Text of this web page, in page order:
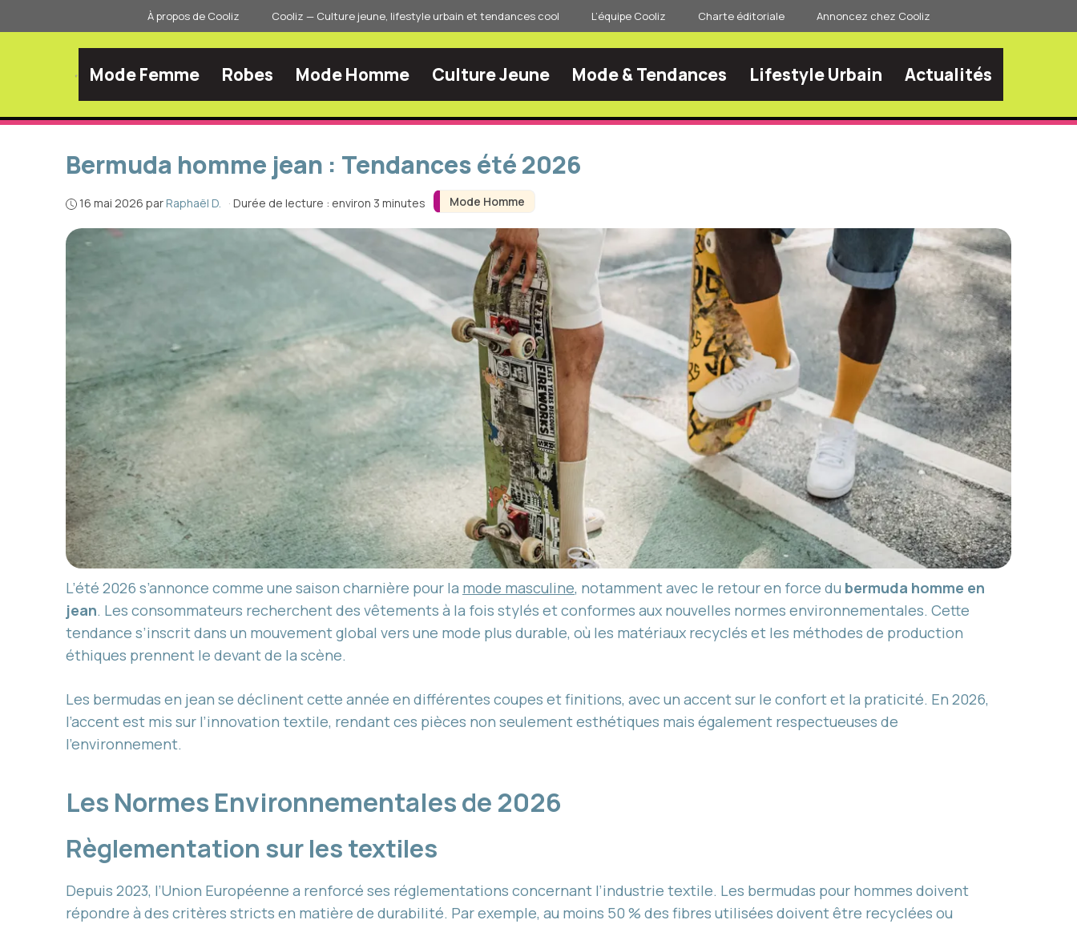
au
À propos de Cooliz Cooliz — Culture jeune, lifestyle urbain et tendances cool L’équipe Cooliz Charte éditoriale Annoncez chez Cooliz
Mode Femme Robes Mode Homme Culture Jeune Mode & Tendances Lifestyle Urbain Actualités
Mode Homme
Bermuda homme jean : Tendances été 2026
16 mai 2026 par Raphaël D. · Durée de lecture : environ 3 minutes
L’été 2026 s’annonce comme une saison charnière pour la mode masculine, notamment avec le retour en force du bermuda homme en
jean. Les consommateurs recherchent des vêtements à la fois stylés et conformes aux nouvelles normes environnementales. Cette
tendance s’inscrit dans un mouvement global vers une mode plus durable, où les matériaux recyclés et les méthodes de production
éthiques prennent le devant de la scène.
Les bermudas en jean se déclinent cette année en différentes coupes et finitions, avec un accent sur le confort et la praticité. En 2026,
l’accent est mis sur l’innovation textile, rendant ces pièces non seulement esthétiques mais également respectueuses de
l’environnement.
Les Normes Environnementales de 2026
Règlementation sur les textiles
Depuis 2023, l’Union Européenne a renforcé ses réglementations concernant l’industrie textile. Les bermudas pour hommes doivent
répondre à des critères stricts en matière de durabilité. Par exemple, au moins 50 % des fibres utilisées doivent être recyclées ou